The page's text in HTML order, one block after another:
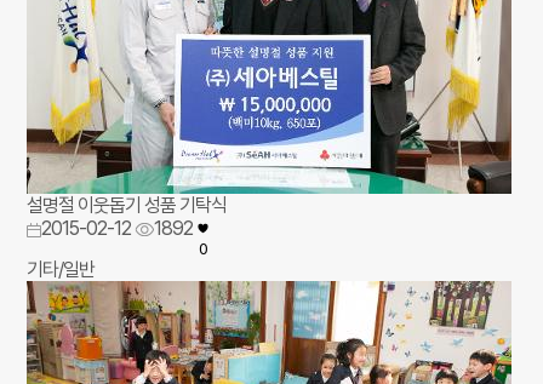
설명절 이웃돕기 성품 기탁식
2015-02-12
1892
0
기타/일반